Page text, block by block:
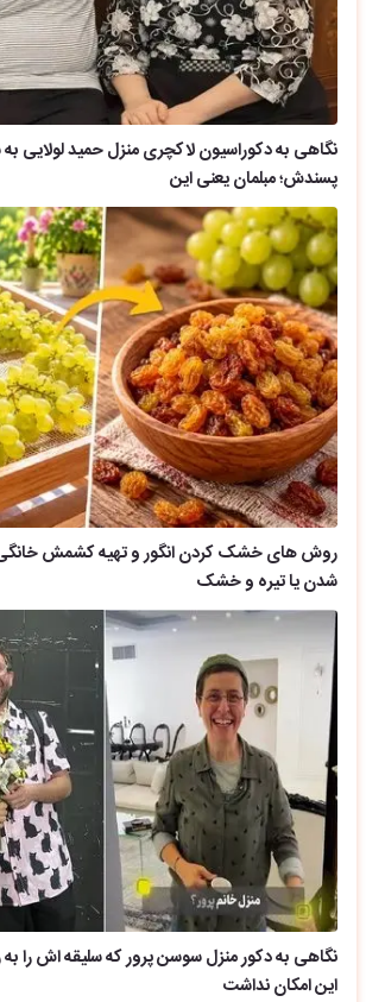
نگاهی به دکوراسیون لاکچری منزل حمید لولایی
پسندش؛ مبلمان یعنی این
روش های خشک کردن انگور و تهیه کشمش
شدن یا تیره و خشک
نگاهی به دکور منزل سوسن پرور که سلیقه اش را به
این امکان نداشت